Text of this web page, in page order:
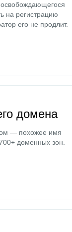
на регистрацию
его не продлит.
домена
— похожее имя
доменных зон.